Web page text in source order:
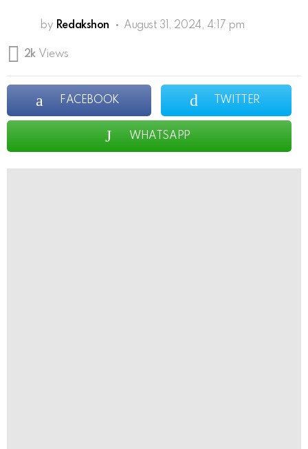
by Redakshon August 31, 2024, 4:17 pm
2k Views
FACEBOOK TWITTER
WHATSAPP